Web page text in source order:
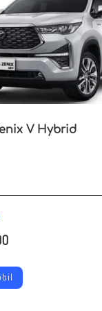
V Hybrid